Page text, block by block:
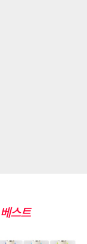
베스트